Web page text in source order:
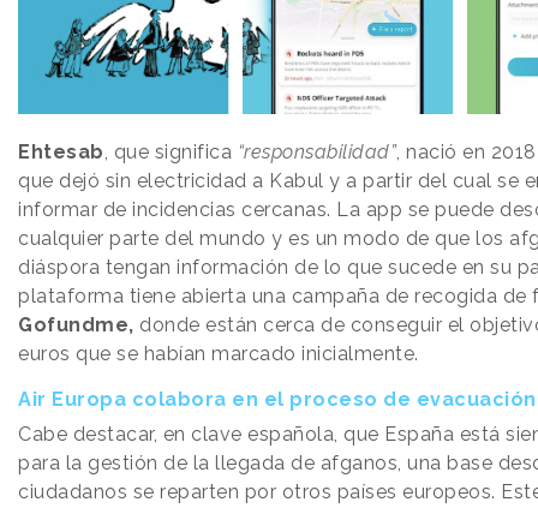
Ehtesab, que significa “responsabilidad”, nació en
que dejó sin electricidad a Kabul y a partir del cual se
informar de incidencias cercanas. La app se puede
cualquier parte del mundo y es un modo de que los
diáspora tengan información de lo que sucede en su
plataforma tiene abierta una campaña de recogida de
Gofundme, donde están cerca de conseguir el
euros que se habían marcado inicialmente.
Air Europa colabora en el proceso de evacuación
Cabe destacar, en clave española, que España está
para la gestión de la llegada de afganos, una base
ciudadanos se reparten por otros países europeos.